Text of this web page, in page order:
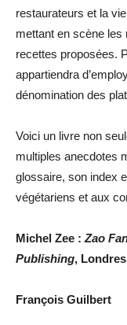
restaurateurs et la
mettant en scène les
recettes proposées.
appartiendra
dénomination des
Voici un livre non
multiples anecdotes
glossaire, son index
végétariens et aux
Michel Zee : Zao
Publishing,
François Guilbert